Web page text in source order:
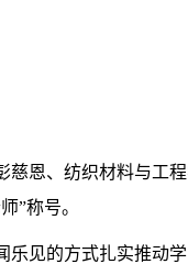
恩、纺织材料与工
”称号。
见的方式扎实推动